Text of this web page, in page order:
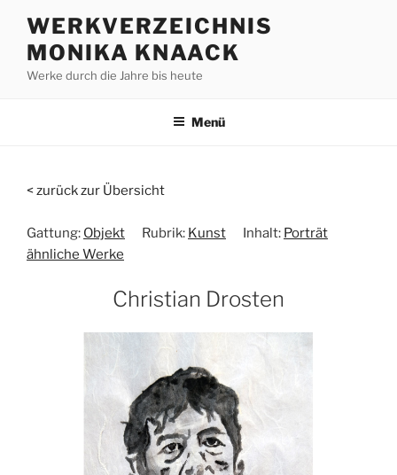
Inhalt
springen
WERKVERZEICHNIS
MONIKA KNAACK
Werke durch die Jahre bis heute
Menü
< zurück zur Übersicht
Gattung: Objekt Rubrik: Kunst Inhalt: Porträt
ähnliche Werke
Christian Drosten